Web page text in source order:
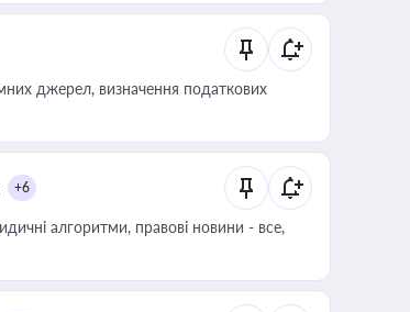
джерел, визначення податкових
+6
алгоритми, правові новини - все,